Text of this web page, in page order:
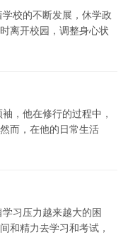
校的不断发展，休学政
离开校园，调整身心状
，他在修行的过程中，
而，在他的日常生活
习压力越来越大的困
和精力去学习和考试，